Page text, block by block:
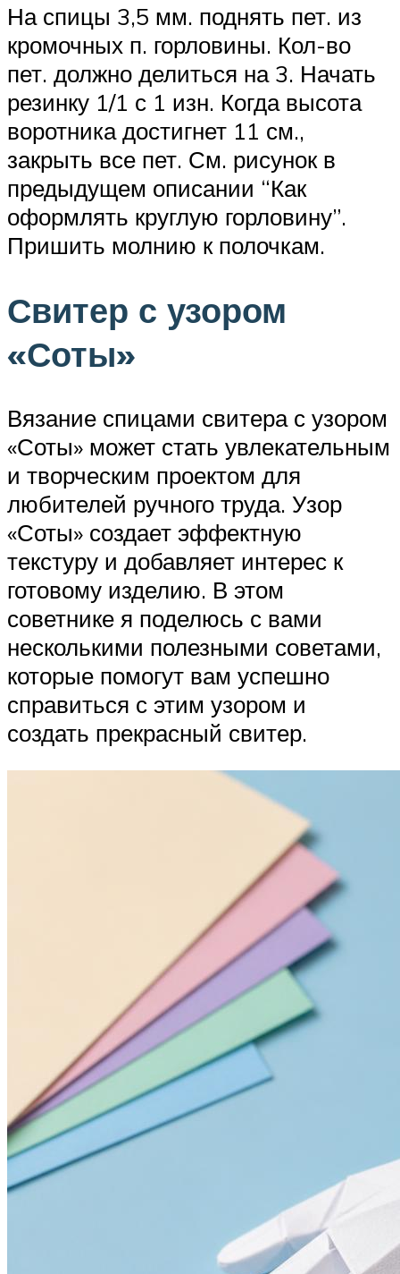
На спицы 3,5 мм. поднять пет. из
кромочных п. горловины. Кол-во
пет. должно делиться на 3. Начать
резинку 1/1 с 1 изн. Когда высота
воротника достигнет 11 см.,
закрыть все пет. См. рисунок в
предыдущем описании “Как
оформлять круглую горловину”.
Пришить молнию к полочкам.
Свитер с узором
«Соты»
Вязание спицами свитера с узором
«Соты» может стать увлекательным
и творческим проектом для
любителей ручного труда. Узор
«Соты» создает эффектную
текстуру и добавляет интерес к
готовому изделию. В этом
советнике я поделюсь с вами
несколькими полезными советами,
которые помогут вам успешно
справиться с этим узором и
создать прекрасный свитер.